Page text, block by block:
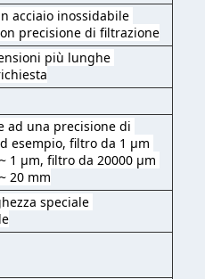
acciaio inossidabile
precisione di filtrazione
più lunghe
ad una precisione di
esempio, filtro da 1 μm
1 μm, filtro da 20000 μm
20 mm
speciale